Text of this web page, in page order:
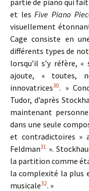
partie de piano qui fait
et lesFive Piano
visuellement
Cage consiste en
différents types de
lorsqu’il s’y réfère,
ajoute, « toutes,
innovatrices30. »
Tudor, d’après
maintenant
dans une seule
et contradictoires »
Feldman31 ».
la partition comme
la complexité la plus
musicale32. »